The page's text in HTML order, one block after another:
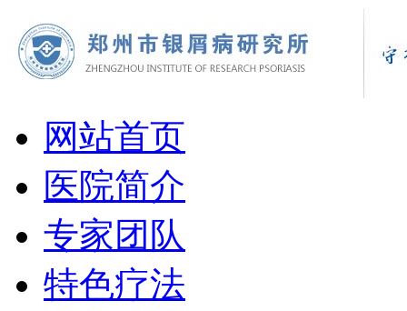
网站首页
医院简介
专家团队
特色疗法